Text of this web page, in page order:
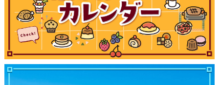
ランキング
ブログ記事
サイトについて